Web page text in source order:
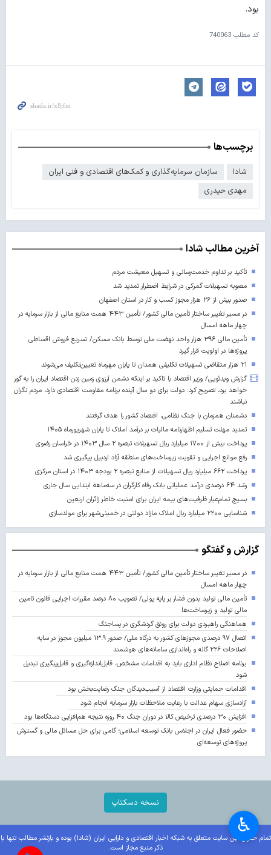
بود.
کد مطلب 740063
برچسب‌ها
شادا
سازمان سرمایه‌گذاری و کمک‌های اقتصادی و فنی ایران
مهدی حیدری
آخرین مطالب شادا
تأکید بر تداوم خدمت‌رسانی و تسهیل معیشت مردم
مصوبه تسهیلات گمرکی در شرایط اضطرار تمدید شد
صدور بیش از ۲۶ هزار مجوز کسب‌ و کار در استان اصفهان
در مسیر تغییر ساختار تأمین مالی کشور/ تأمین ۴۴۳ همت منابع مالی از بازار سرمایه در
چهار ماهه امسال
تأمین مالی ۳۹۶ هزار واحد نهضت ملی توسط بانک مسکن/ تسریع فروش اقساطی
پروژه‌ها در اولویت قرار گیرد
۲۱ هزار متقاضی تسهیلات تکلیفی همدان تا پایان مهرماه تعیین‌تکلیف می‌شوند
گزارش ویدئویی/ وزیر اقتصاد با تاکید بر اینکه دشمن آرزوی زمین زدن اقتصاد ایران را به گور
خواهد برد، تصریح کرد: دولت برای دو سال آینده برنامه مقاومت اقتصادی دارد، مردم نگران
نباشند
دشمنان همزمان با جنگ نظامی، اقتصاد کشور را هدف گرفتند
تمدید مهلت تسلیم اظهارنامه مالیات بر درآمد املاک تا پایان شهریورماه ۱۴۰۵
پرداخت بیش از ۱۷۰۰ میلیارد ریال تسهیلات تبصره ۲ سال ۱۴۰۳ در خراسان رضوی
رفع موانع اجرایی و تقویت زیرساخت‌های منطقه آزاد اردبیل پیگیری شد
پرداخت ۶۶۲ میلیارد ریال تسهیلات از منابع تبصره ۲ بودجه ۱۴۰۳ در استان مرکزی
رشد ۶۴ درصدی درآمد عملیاتی بانک رفاه کارگران در سه‌ماهه ابتدایی سال جاری
بسیج تمام‌عیار ظرفیت‌های بیمه ایران برای امنیت خاطر زائران اربعین
شناسایی ۲۲۰۰ میلیارد ریال املاک مازاد دولتی در خمینی‌شهر برای مولدسازی
گزارش و گفتگو
در مسیر تغییر ساختار تأمین مالی کشور/ تأمین ۴۴۳ همت منابع مالی از بازار سرمایه در
چهار ماهه امسال
تأمین مالی تولید بدون فشار بر پایه پولی/ تصویب ۸۰ درصد مقررات اجرایی قانون تامین
مالی تولید و زیرساخت‌ها
هماهنگی راهبردی دولت برای رونق گردشگری در پساجنگ
اتصال ۹۷ درصدی مجوزهای کشور به درگاه ملی/ صدور ۱۳.۹ میلیون مجوز در سایه
اصلاحات ۲۲۶ گانه و راه‌اندازی سامانه‌های هوشمند
برنامه اصلاح نظام اداری باید به اقدامات مشخص، قابل‌اندازه‌گیری و قابل‌پیگیری تبدیل
شود
اقدامات حمایتی وزارت اقتصاد از آسیب‌دیدگان جنگ رضایت‌بخش بود
آزادسازی سهام عدالت با رعایت ملاحظات بازار سرمایه انجام شود
افزایش ۳۰ درصدی ترخیص کالا در دوران جنگ ۴۰ روزه نتیجه هم‌افزایی دستگاه‌ها بود
حضور فعال ایران در اجلاس بانک توسعه اسلامی؛ گامی برای حل مسائل مالی و گسترش
پروژه‌های توسعه‌ای
نسخه دسکتاپ
تمام حقوق این سایت متعلق به شبکه اخبار اقتصادی و دارایی ایران (شادا) بوده و بازنشر مطالب تنها با
ذکر منبع مجاز است.
♿︎